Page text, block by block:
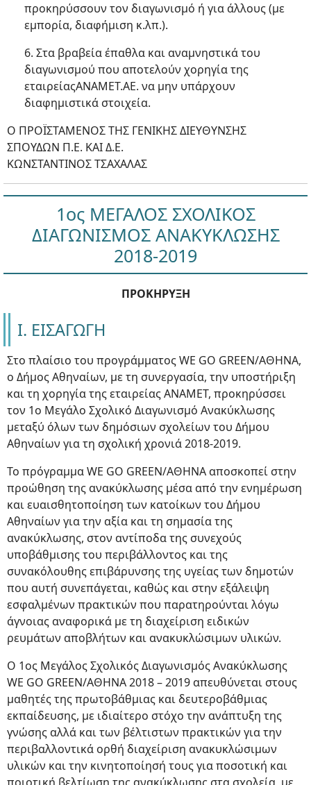
προκηρύσσουν τον διαγωνισμό ή για άλλους (με
εμπορία, διαφήμιση κ.λπ.).
6. Στα βραβεία έπαθλα και αναμνηστικά του
διαγωνισμού που αποτελούν χορηγία της
εταιρείαςΑΝΑΜΕΤ.ΑΕ. να μην υπάρχουν
διαφημιστικά στοιχεία.
Ο ΠΡΟΪΣΤΑΜΕΝΟΣ ΤΗΣ ΓΕΝΙΚΗΣ ΔΙΕΥΘΥΝΣΗΣ
ΣΠΟΥΔΩΝ Π.Ε. ΚΑΙ Δ.Ε.
ΚΩΝΣΤΑΝΤΙΝΟΣ ΤΣΑΧΑΛΑΣ
1ος ΜΕΓΑΛΟΣ ΣΧΟΛΙΚΟΣ
ΔΙΑΓΩΝΙΣΜΟΣ ΑΝΑΚΥΚΛΩΣΗΣ
2018-2019
ΠΡΟΚΗΡΥΞΗ
Ι. ΕΙΣΑΓΩΓΗ
Στο πλαίσιο του προγράμματος WE GO GREEN/ΑΘΗΝΑ,
ο Δήμος Αθηναίων, με τη συνεργασία, την υποστήριξη
και τη χορηγία της εταιρείας ΑΝΑΜΕΤ, προκηρύσσει
τον 1ο Μεγάλο Σχολικό Διαγωνισμό Ανακύκλωσης
μεταξύ όλων των δημόσιων σχολείων του Δήμου
Αθηναίων για τη σχολική χρονιά 2018-2019.
Το πρόγραμμα WE GO GREEN/ΑΘΗΝΑ αποσκοπεί στην
προώθηση της ανακύκλωσης μέσα από την ενημέρωση
και ευαισθητοποίηση των κατοίκων του Δήμου
Αθηναίων για την αξία και τη σημασία της
ανακύκλωσης, στον αντίποδα της συνεχούς
υποβάθμισης του περιβάλλοντος και της
συνακόλουθης επιβάρυνσης της υγείας των δημοτών
που αυτή συνεπάγεται, καθώς και στην εξάλειψη
εσφαλμένων πρακτικών που παρατηρούνται λόγω
άγνοιας αναφορικά με τη διαχείριση ειδικών
ρευμάτων αποβλήτων και ανακυκλώσιμων υλικών.
Ο 1ος Μεγάλος Σχολικός Διαγωνισμός Ανακύκλωσης
WE GO GREEN/ΑΘΗΝΑ 2018 – 2019 απευθύνεται στους
μαθητές της πρωτοβάθμιας και δευτεροβάθμιας
εκπαίδευσης, με ιδιαίτερο στόχο την ανάπτυξη της
γνώσης αλλά και των βέλτιστων πρακτικών για την
περιβαλλοντικά ορθή διαχείριση ανακυκλώσιμων
υλικών και την κινητοποίησή τους για ποσοτική και